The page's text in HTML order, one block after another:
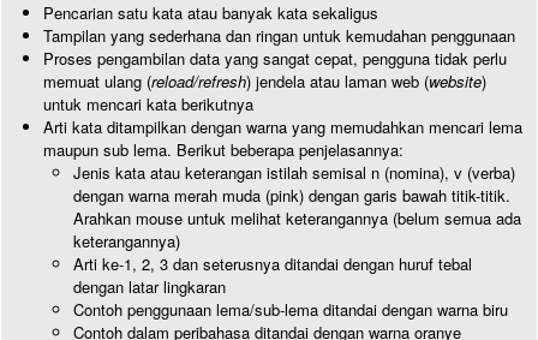
Pencarian satu kata atau banyak kata sekaligus
Tampilan yang sederhana dan ringan untuk kemudahan penggunaan
Proses pengambilan data yang sangat cepat, pengguna tidak perlu
memuat ulang (reload/refresh) jendela atau laman web (website)
untuk mencari kata berikutnya
Arti kata ditampilkan dengan warna yang memudahkan mencari lema
maupun sub lema. Berikut beberapa penjelasannya:
Jenis kata atau keterangan istilah semisal n (nomina), v (verba)
dengan warna merah muda (pink) dengan garis bawah titik-titik.
Arahkan mouse untuk melihat keterangannya (belum semua ada
keterangannya)
Arti ke-1, 2, 3 dan seterusnya ditandai dengan huruf tebal
dengan latar lingkaran
Contoh penggunaan lema/sub-lema ditandai dengan warna biru
Contoh dalam peribahasa ditandai dengan warna oranye